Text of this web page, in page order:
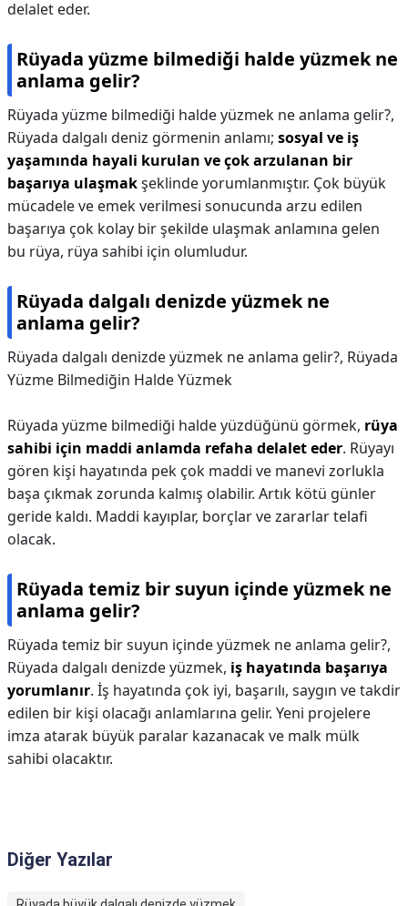
delalet eder.
Rüyada yüzme bilmediği halde yüzmek ne
anlama gelir?
Rüyada yüzme bilmediği halde yüzmek ne anlama gelir?,
Rüyada dalgalı deniz görmenin anlamı; sosyal ve iş
yaşamında hayali kurulan ve çok arzulanan bir
başarıya ulaşmakşeklinde yorumlanmıştır. Çok büyük
mücadele ve emek verilmesi sonucunda arzu edilen
başarıya çok kolay bir şekilde ulaşmak anlamına gelen
bu rüya, rüya sahibi için olumludur.
Rüyada dalgalı denizde yüzmek ne
anlama gelir?
Rüyada dalgalı denizde yüzmek ne anlama gelir?, Rüyada
Yüzme Bilmediğin Halde Yüzmek
Rüyada yüzme bilmediği halde yüzdüğünü görmek, rüya
sahibi için maddi anlamda refaha delalet eder. Rüyayı
gören kişi hayatında pek çok maddi ve manevi zorlukla
başa çıkmak zorunda kalmış olabilir. Artık kötü günler
geride kaldı. Maddi kayıplar, borçlar ve zararlar telafi
olacak.
Rüyada temiz bir suyun içinde yüzmek ne
anlama gelir?
Rüyada temiz bir suyun içinde yüzmek ne anlama gelir?,
Rüyada dalgalı denizde yüzmek, iş hayatında başarıya
yorumlanır. İş hayatında çok iyi, başarılı, saygın ve takdir
edilen bir kişi olacağı anlamlarına gelir. Yeni projelere
imza atarak büyük paralar kazanacak ve malk mülk
sahibi olacaktır.
Diğer Yazılar